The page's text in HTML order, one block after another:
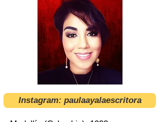
Instagram: paulaayalaescritora